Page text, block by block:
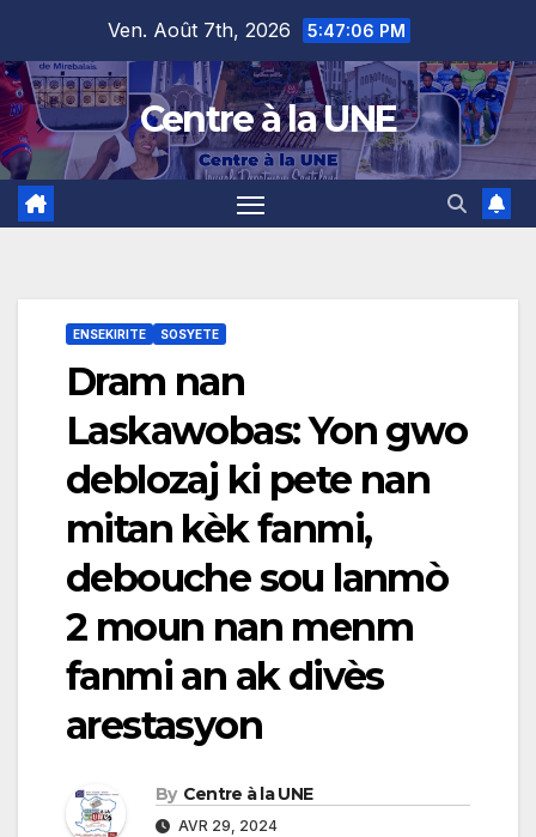
content
Ven. Août 7th, 2026 5:47:07 PM
Centre à la UNE
ENSEKIRITE SOSYETE
Dram nan
Laskawobas: Yon gwo
deblozaj ki pete nan
mitan kèk fanmi,
debouche sou lanmò
2 moun nan menm
fanmi an ak divès
arestasyon
By Centre à la UNE
AVR 29, 2024